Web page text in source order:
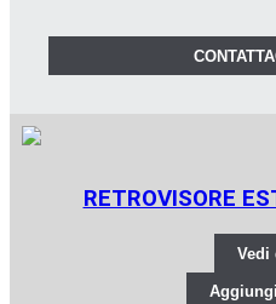
RETROVISORE
Vedi